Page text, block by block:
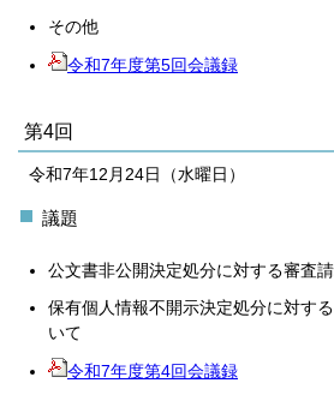
その他
令和7年度第5回会議録
第4回
令和7年12月24日（水曜日）
議題
公文書非公開決定処分に対する審査
保有個人情報不開示決定処分に対す
いて
令和7年度第4回会議録